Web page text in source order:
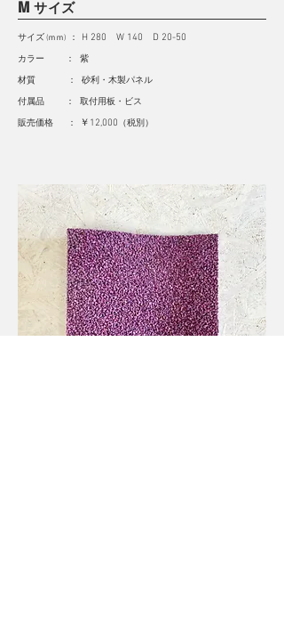
Mサイズ
サイズ(ｍｍ) ： H 280 W 140 D 20-50
カラー ： 紫
材質 ： 砂利・木製パネル
付属品 ： 取付用板・ビス
販売価格 ：
￥12,000 （税別）